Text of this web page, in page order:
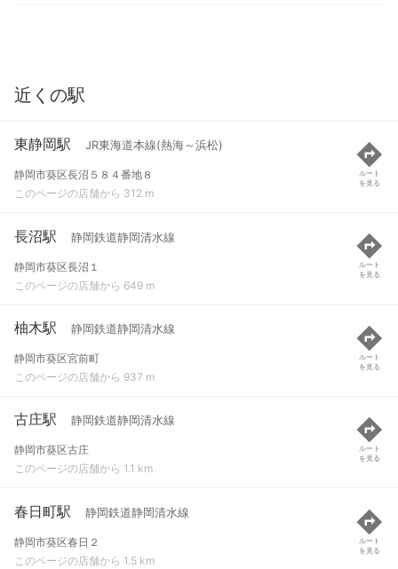
近くの駅
東静岡駅 JR東海道本線(熱海～浜松)
静岡市葵区長沼５８４番地８
このページの店舗から 312 m
ルート
を見る
長沼駅 静岡鉄道静岡清水線
静岡市葵区長沼１
このページの店舗から 649 m
ルート
を見る
柚木駅 静岡鉄道静岡清水線
静岡市葵区宮前町
このページの店舗から 937 m
ルート
を見る
古庄駅 静岡鉄道静岡清水線
静岡市葵区古庄
このページの店舗から 1.1 km
ルート
を見る
春日町駅 静岡鉄道静岡清水線
静岡市葵区春日２
このページの店舗から 1.5 km
ルート
を見る